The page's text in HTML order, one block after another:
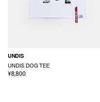
UNDIS
UNDIS DOG TEE
¥8,800